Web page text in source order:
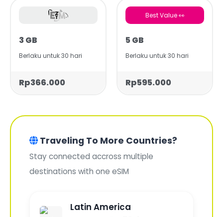
3 GB
Berlaku untuk 30 hari
Rp366.000
Best Value 👀
5 GB
Berlaku untuk 30 hari
Rp595.000
Traveling To More Countries?
Stay connected accross multiple
destinations with one eSIM
Latin America